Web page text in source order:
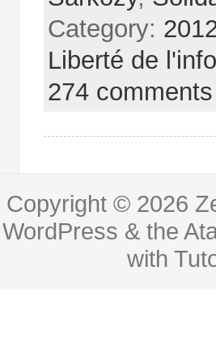
Category:
Liberté de
274 comments
Copyright © 2026
WordPress & the
with